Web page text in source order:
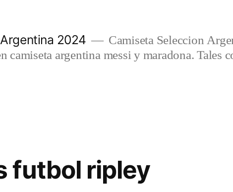
2024
Camiseta Seleccion
camiseta argentina messi y maradona. Tales
futbol ripley